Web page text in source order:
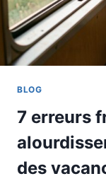
BLOG
7 erreurs
des